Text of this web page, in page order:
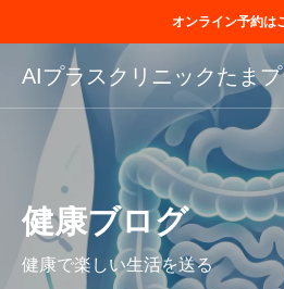
オンライン予約は
AIプラスクリニックたま
健康ブログ
健康で楽しい生活を送る